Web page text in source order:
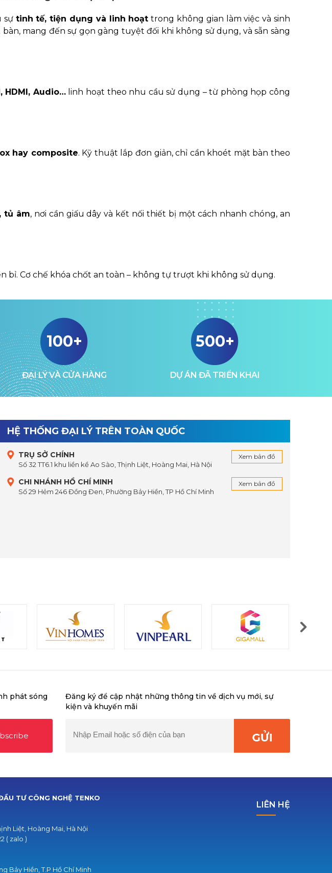
sự tinh tế, tiện dụng và linh hoạt trong không gian làm việc và sinh
mang đến sự gọn gàng tuyệt đối khi không sử dụng, và sẵn sàng
HDMI, Audio…linh hoạt theo nhu cầu sử dụng – từ phòng họp công
hay composite. Kỹ thuật lắp đơn giản, chỉ cần khoét mặt bàn theo
tủ âm, nơi cần giấu dây và kết nối thiết bị một cách nhanh chóng, an
bỉ. Cơ chế khóa chốt an toàn – không tự trượt khi không sử dụng.
100+
ĐẠI LÝ VÀ CỬA HÀNG
500+
DỰ ÁN ĐÃ TRIỂN KHAI
HỆ THỐNG ĐẠI LÝ TRÊN TOÀN QUỐC
Xem bản đồ
TRỤ SỞ CHÍNH
Số 32 TT6.1 khu liền kề Ao Sào, Thịnh Liệt, Hoàng Mai, Hà Nội
Xem bản đồ
CHI NHÁNH HỒ CHÍ MINH
Số 29 Hẻm 246 Đồng Đen, Phường Bảy Hiền, TP Hồ Chí Minh
phát sóng
Đăng ký để cập nhật những thông tin về dịch vụ mới, sự
kiện và khuyến mãi
LIÊN HỆ
TƯ CÔNG NGHỆ TENKO
Liệt, Hoàng Mai, Hà Nội
( zalo )
Bảy Hiền, T.P Hồ Chí Minh